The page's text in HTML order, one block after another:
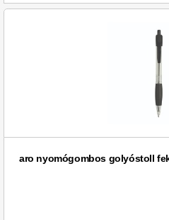
aro nyomógombos golyóstoll